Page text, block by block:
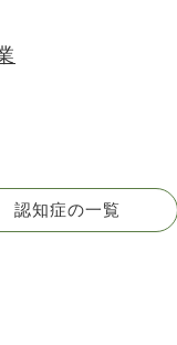
認知症の一覧